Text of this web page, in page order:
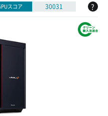
スコア 30031 ?